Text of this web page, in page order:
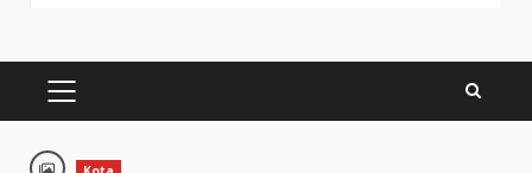
PRIMARY